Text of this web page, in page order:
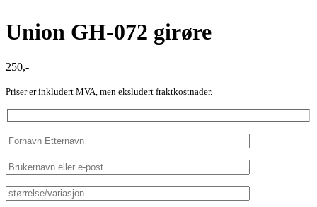
Union GH-072 girøre
250,-
Priser er inkludert MVA, men eksludert fraktkostnader.